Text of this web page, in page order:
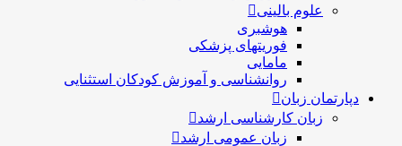
علوم بالینی
هوشبری
فوریتهای پزشکی
مامایی
روانشناسی و آموزش کودکان استثنایی
دپارتمان زبان
زبان کارشناسی ارشد
زبان عمومی ارشد